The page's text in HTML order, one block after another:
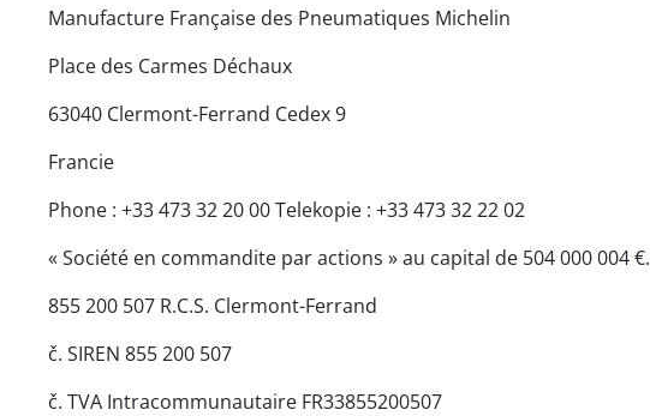
Manufacture Française des Pneumatiques Michelin
Place des Carmes Déchaux
63040 Clermont-Ferrand Cedex 9
Francie
Phone : +33 473 32 20 00 Telekopie : +33 473 32 22 02
« Société en commandite par actions » au capital de 504 000 004 €.
855 200 507 R.C.S. Clermont-Ferrand
č. SIREN 855 200 507
č. TVA Intracommunautaire FR33855200507